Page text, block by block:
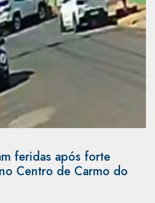
feridas após forte
Centro de Carmo do